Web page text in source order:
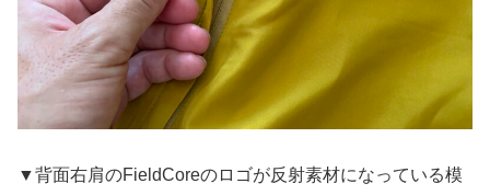
▼背面右肩のFieldCoreのロゴが反射素材になっている模